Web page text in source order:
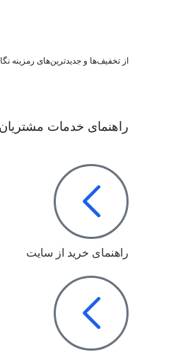
از تخفیف‌ها و جدیدترین‌های رمزینه
راهنمای خدمات مشتریان
راهنمای خرید از سایت